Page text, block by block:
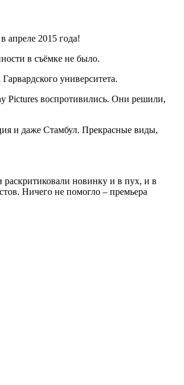
апреле 2015 года!
в съёмке не было.
университета.
Pictures воспротивились. Они решили,
и даже Стамбул. Прекрасные виды,
новинку и в пух, и в
Ничего не помогло – премьера